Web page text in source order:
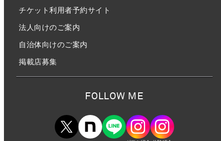
チケット利用者予約サイト
法人向けのご案内
自治体向けのご案内
掲載店募集
FOLLOW ME